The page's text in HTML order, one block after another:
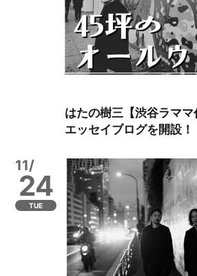
はたの樹三【渋谷ラママ
エッセイブログを開設！
11/
24
TUE